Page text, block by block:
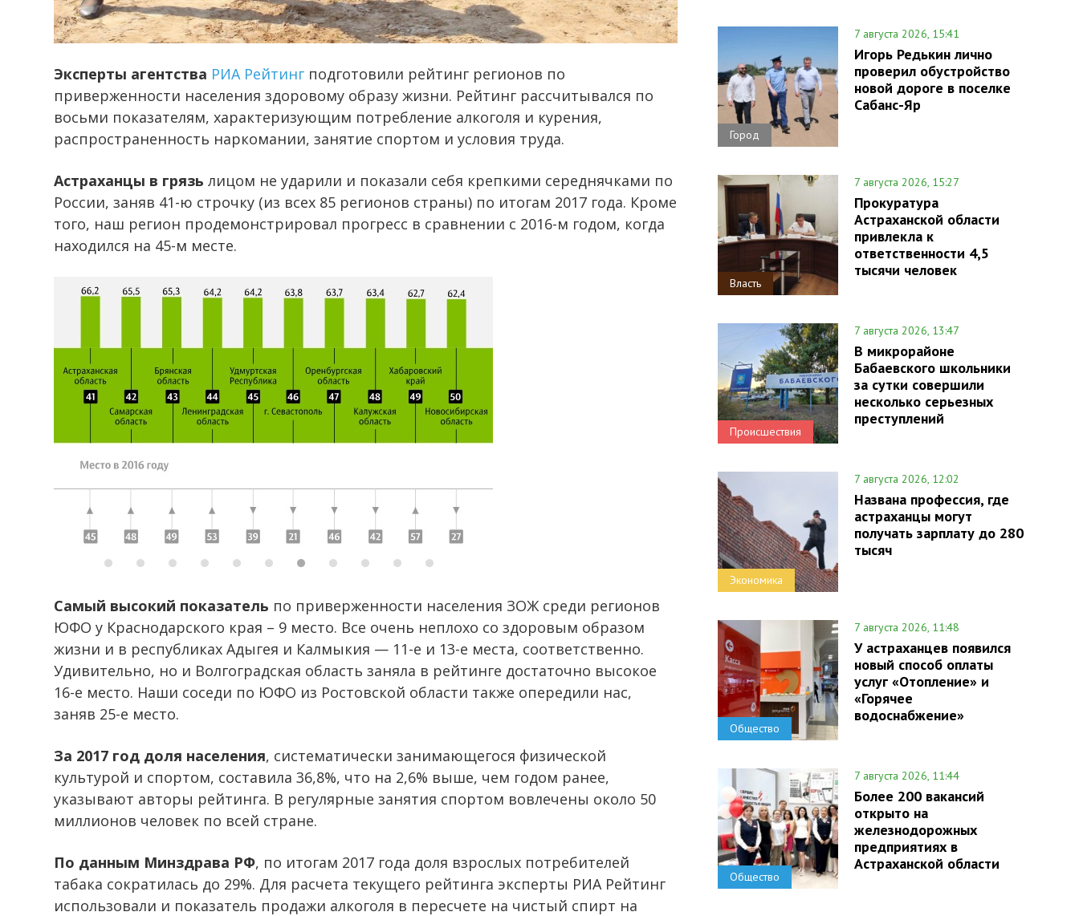
Эксперты агентства РИА Рейтинг подготовили рейтинг регионов по
приверженности населения здоровому образу жизни. Рейтинг рассчитывался по
восьми показателям, характеризующим потребление алкоголя и курения,
распространенность наркомании, занятие спортом и условия труда.
Астраханцы в грязь лицом не ударили и показали себя крепкими середнячками по
России, заняв 41-ю строчку (из всех 85 регионов страны) по итогам 2017 года. Кроме
того, наш регион продемонстрировал прогресс в сравнении с 2016-м годом, когда
находился на 45-м месте.
Самый высокий показатель по приверженности населения ЗОЖ среди регионов
ЮФО у Краснодарского края – 9 место. Все очень неплохо со здоровым образом
жизни и в республиках Адыгея и Калмыкия — 11-е и 13-е места, соответственно.
Удивительно, но и Волгоградская область заняла в рейтинге достаточно высокое
16-е место. Наши соседи по ЮФО из Ростовской области также опередили нас,
заняв 25-е место.
За 2017 год доля населения, систематически занимающегося физической
культурой и спортом, составила 36,8%, что на 2,6% выше, чем годом ранее,
указывают авторы рейтинга. В регулярные занятия спортом вовлечены около 50
миллионов человек по всей стране.
По данным Минздрава РФ, по итогам 2017 года доля взрослых потребителей
табака сократилась до 29%. Для расчета текущего рейтинга эксперты РИА Рейтинг
использовали и показатель продажи алкоголя в пересчете на чистый спирт на
Город
7 августа 2026, 15:41
Игорь Редькин лично
проверил обустройство
новой дороге в поселке
Сабанс-Яр
Власть
7 августа 2026, 15:27
Прокуратура
Астраханской области
привлекла к
ответственности 4,5
тысячи человек
Происшествия
7 августа 2026, 13:47
В микрорайоне
Бабаевского школьники
за сутки совершили
несколько серьезных
преступлений
Экономика
7 августа 2026, 12:02
Названа профессия, где
астраханцы могут
получать зарплату до 280
тысяч
Общество
7 августа 2026, 11:48
У астраханцев появился
новый способ оплаты
услуг «Отопление» и
«Горячее
водоснабжение»
Общество
7 августа 2026, 11:44
Более 200 вакансий
открыто на
железнодорожных
предприятиях в
Астраханской области